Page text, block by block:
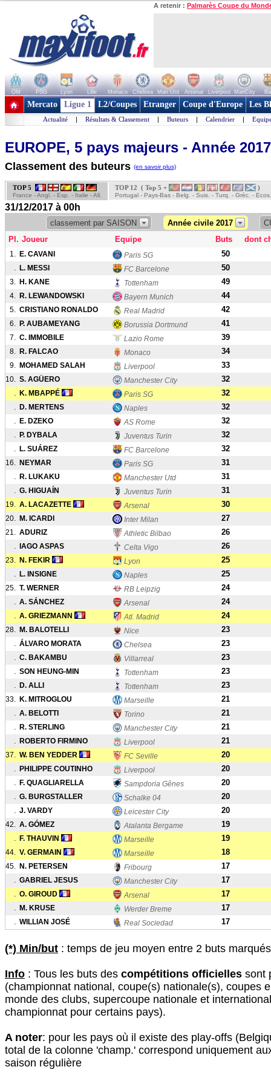
A retenir : Palmarès Coupe du
OM PSG Lyon Lille Monaco Chelsea Man Utd Arsenal Liverpool ManCity
+ de clubs
Mercato Ligue 1 L2/Coupes Etranger Coupe d'Europe Les
Actualité | Résultats & Classement | Buteurs | Calendrier |
EUROPE, 5 pays majeurs - Année 2017
Classement des buteurs (en savoir plus)
TOP 5
France - Angl. - Esp. - Italie - All.
TOP 12 ( Top 5 + )
Portugal - Pays-Bas - Belg. - Suis. - Turq. - Grèc. - Ecos.
31/12/2017 à 00h
classement par SAISON Année civile 2017
Pl. Joueur Equipe Buts dont
1. E. CAVANI Paris SG 50
. L. MESSI FC Barcelone 50
3. H. KANE Tottenham 49
4. R. LEWANDOWSKI Bayern Munich 44
5. CRISTIANO RONALDO Real Madrid 42
6. P. AUBAMEYANG Borussia Dortmund 41
7. C. IMMOBILE Lazio Rome 39
8. R. FALCAO Monaco 34
9. MOHAMED SALAH Liverpool 33
10. S. AGÜERO Manchester City 32
. K. MBAPPÉ Paris SG 32
. D. MERTENS Naples 32
. E. DZEKO AS Rome 32
. P. DYBALA Juventus Turin 32
. L. SUÁREZ FC Barcelone 32
16. NEYMAR Paris SG 31
. R. LUKAKU Manchester Utd 31
. G. HIGUAÍN Juventus Turin 31
19. A. LACAZETTE Arsenal 30
20. M. ICARDI Inter Milan 27
21. ADURIZ Athletic Bilbao 26
. IAGO ASPAS Celta Vigo 26
23. N. FEKIR Lyon 25
. L. INSIGNE Naples 25
25. T. WERNER RB Leipzig 24
. A. SÁNCHEZ Arsenal 24
. A. GRIEZMANN Atl. Madrid 24
28. M. BALOTELLI Nice 23
. ÁLVARO MORATA Chelsea 23
. C. BAKAMBU Villarreal 23
. SON HEUNG-MIN Tottenham 23
. D. ALLI Tottenham 23
33. K. MITROGLOU Marseille 21
. A. BELOTTI Torino 21
. R. STERLING Manchester City 21
. ROBERTO FIRMINO Liverpool 21
37. W. BEN YEDDER FC Seville 20
. PHILIPPE COUTINHO Liverpool 20
. F. QUAGLIARELLA Sampdoria Gênes 20
. G. BURGSTALLER Schalke 04 20
. J. VARDY Leicester City 20
42. A. GÓMEZ Atalanta Bergame 19
. F. THAUVIN Marseille 19
44. V. GERMAIN Marseille 18
45. N. PETERSEN Fribourg 17
. GABRIEL JESUS Manchester City 17
. O. GIROUD Arsenal 17
. M. KRUSE Werder Breme 17
. WILLIAN JOSÉ Real Sociedad 17
(*) Min/but : temps de jeu moyen entre 2 buts
Info : Tous les buts des compétitions officielles sont
(championnat national, coupe(s) nationale(s), coupes
monde des clubs, supercoupe nationale et
championnat pour certains pays).
A noter: pour les pays où il existe des play-offs
total de la colonne 'champ.' correspond uniquement
saison régulière